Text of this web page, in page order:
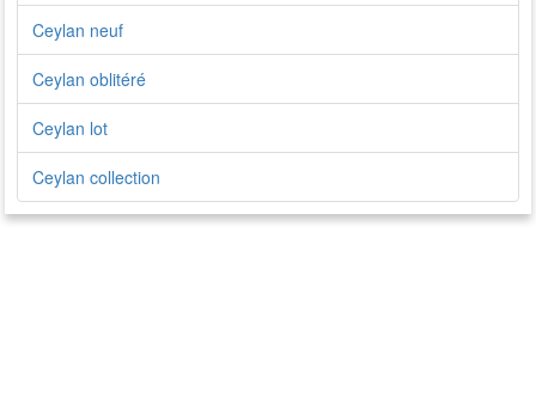
Ceylan neuf
Ceylan oblitéré
Ceylan lot
Ceylan collection